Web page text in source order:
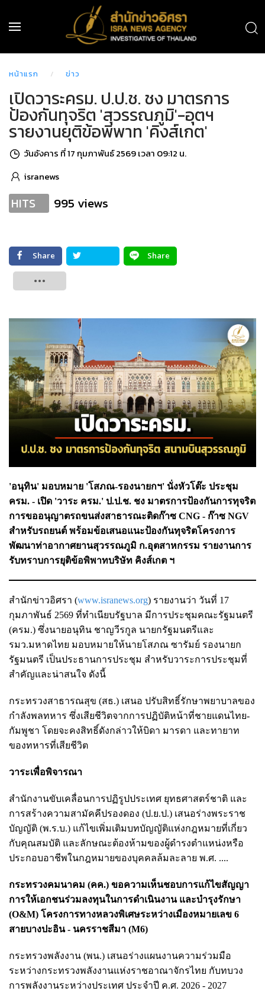
หน้าแรก ข่าว
เปิดวาระครม. ป.ป.ช. ชง มาตรการ
ป้องกันทุจริต 'สุวรรณภูมิ'-อุตฯ
รายงานยุติข้อพิพาท 'คิงส์เกต'
วันอังคาร ที่ 17 กุมภาพันธ์ 2569 เวลา 09:12 น.
isranews
HITS 995 views
Share
Share
'อนุทิน' มอบหมาย 'โสภณ-รองนายกฯ' นั่งหัวโต๊ะ ประชุม
ครม. - เปิด 'วาระ ครม.' ป.ป.ช. ชง มาตรการป้องกันการทุจริต
การขออนุญาตรถขนส่งสาธารณะติดก๊าซ CNG - ก๊าซ NGV
สำหรับรถยนต์ พร้อมข้อเสนอแนะป้องกันทุจริตโครงการ
พัฒนาท่าอากาศยานสุวรรณภูมิ ก.อุตสาหกรรม รายงานการ
รับทราบการยุติข้อพิพาทบริษัท คิงส์เกต ฯ
สำนักข่าวอิศรา (www.isranews.org) รายงานว่า วันที่ 17
กุมภาพันธ์ 2569 ที่ทำเนียบรัฐบาล มีการประชุมคณะรัฐมนตรี
(ครม.) ซึ่งนายอนุทิน ชาญวีรกูล นายกรัฐมนตรีและ
รมว.มหาดไทย มอบหมายให้นายโสภณ ซารัมย์ รองนายก
รัฐมนตรี เป็นประธานการประชุม สำหรับวาระการประชุมที่
สำคัญและน่าสนใจ ดังนี้
กระทรวงสาธารณสุข (สธ.) เสนอ ปรับสิทธิ์รักษาพยาบาลของ
กำลังพลทหาร ซึ่งเสียชีวิตจากการปฏิบัติหน้าที่ชายแดนไทย-
กัมพูชา โดยจะคงสิทธิ์ดังกล่าวให้บิดา มารดา และทายาท
ของทหารที่เสียชีวิต
วาระเพื่อพิจารณา
สำนักงานขับเคลื่อนการปฏิรูปประเทศ ยุทธศาสตร์ชาติ และ
การสร้างความสามัคคีปรองดอง (ป.ย.ป.) เสนอร่างพระราช
บัญญัติ (พ.ร.บ.) แก้ไขเพิ่มเติมบทบัญญัติแห่งกฎหมายที่เกี่ยว
กับคุณสมบัติ และลักษณะต้องห้ามของผู้ดำรงตำแหน่งหรือ
ประกอบอาชีพในกฎหมายของบุคคลล้มละลาย พ.ศ. ....
กระทรวงคมนาคม (คค.) ขอความเห็นชอบการแก้ไขสัญญา
การให้เอกชนร่วมลงทุนในการดำเนินงาน และบำรุงรักษา
(O&M) โครงการทางหลวงพิเศษระหว่างเมืองหมายเลข 6
สายบางปะอิน - นครราชสีมา (M6)
กระทรวงพลังงาน (พน.) เสนอร่างแผนงานความร่วมมือ
ระหว่างกระทรวงพลังงานแห่งราชอาณาจักรไทย กับทบวง
การพลังงานระหว่างประเทศ ประจำปี ค.ศ. 2026 - 2027